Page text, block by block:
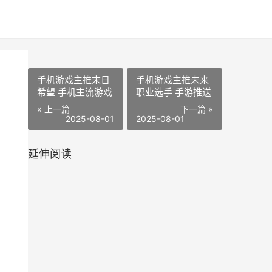
手机游戏主推末日
希望 手机主流游戏
« 上一篇
2025-08-01
手机游戏主推未来
职业选手 手游推送
下一篇 »
2025-08-01
延伸阅读